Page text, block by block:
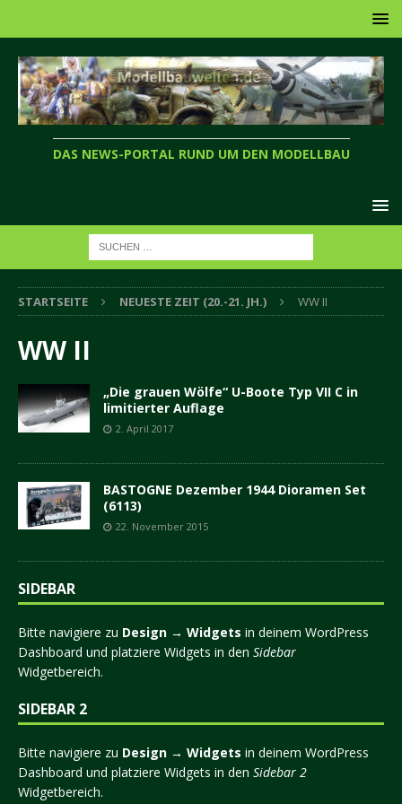
DAS NEWS-PORTAL RUND UM DEN MODELLBAU
STARTSEITE NEUESTE ZEIT (20.-21. JH.) WW II
WW II
„Die grauen Wölfe“ U-Boote Typ VII C in
limitierter Auflage
2. April 2017
BASTOGNE Dezember 1944 Dioramen Set
(6113)
22. November 2015
SIDEBAR
Bitte navigiere zu Design → Widgets in deinem WordPress
Dashboard und platziere Widgets in den Sidebar
Widgetbereich.
SIDEBAR 2
Bitte navigiere zu Design → Widgets in deinem WordPress
Dashboard und platziere Widgets in den Sidebar 2
Widgetbereich.